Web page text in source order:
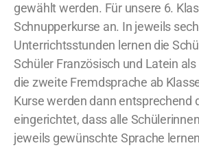
gewählt werden. Für unsere 6.
Schnupperkurse an. In jeweils
Unterrichtsstunden lernen die
Schüler Französisch und Latein
die zweite Fremdsprache ab
Kurse werden dann entsprechend
eingerichtet, dass alle
jeweils gewünschte Sprache